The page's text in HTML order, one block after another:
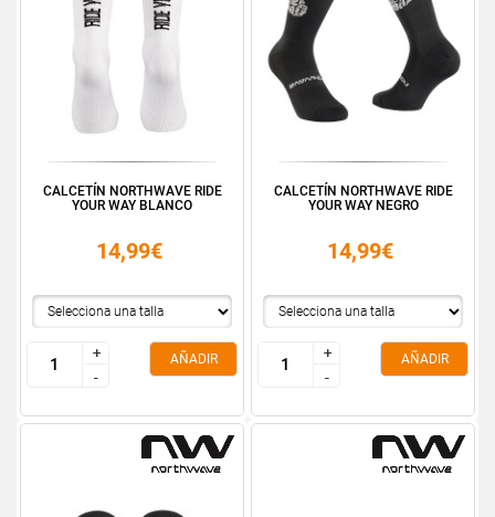
CALCETÍN NORTHWAVE RIDE
YOUR WAY BLANCO
14,99€
+
-
+
-
AÑADIR
CALCETÍN NORTHWAVE RIDE
YOUR WAY NEGRO
14,99€
+
-
+
-
AÑADIR